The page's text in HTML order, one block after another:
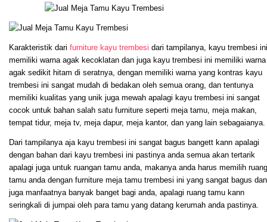
Karakteristik dari furniture kayu trembesi dari tampilanya, kayu trembesi ini
memiliki warna agak kecoklatan dan juga kayu trembesi ini memiliki warna
agak sedikit hitam di seratnya, dengan memiliki warna yang kontras kayu
trembesi ini sangat mudah di bedakan oleh semua orang, dan tentunya
memiliki kualitas yang unik juga mewah apalagi kayu trembesi ini sangat
cocok untuk bahan salah satu furniture seperti meja tamu, meja makan,
tempat tidur, meja tv, meja dapur, meja kantor, dan yang lain sebagaianya.
Dari tampilanya aja kayu trembesi ini sangat bagus bangett kann apalagi
dengan bahan dari kayu trembesi ini pastinya anda semua akan tertarik
apalagi juga untuk ruangan tamu anda, makanya anda harus memilih ruang
tamu anda dengan furniture meja tamu trembesi ini yang sangat bagus dan
juga manfaatnya banyak banget bagi anda, apalagi ruang tamu kann
seringkali di jumpai oleh para tamu yang datang kerumah anda pastinya.